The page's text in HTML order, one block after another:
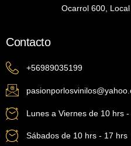
Ocarrol 600,
Contacto
+56989035199
Lunes a Viernes de 10 hrs
Sábados de 10 hrs - 17 hrs